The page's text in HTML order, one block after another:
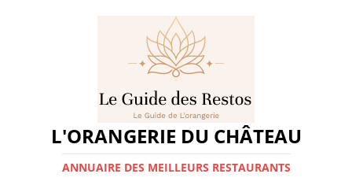
L'ORANGERIE DU CHÂTEAU
ANNUAIRE DES MEILLEURS RESTAURANTS